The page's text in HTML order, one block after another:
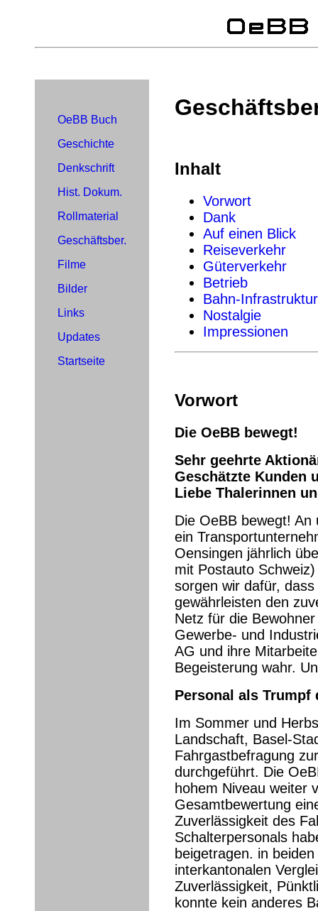
OeBB Buch
Geschichte
Denkschrift
Hist. Dokum.
Rollmaterial
Geschäftsber.
Filme
Bilder
Links
Updates
Startseite
Inhalt
Vorwort
Dank
Auf einen Blick
Reiseverkehr
Güterverkehr
Betrieb
Bahn-Infrastruktur
Nostalgie
Impressionen
Vorwort
Die OeBB bewegt!
Sehr geehrte
Geschätzte Kunden
Liebe Thalerinnen
Die OeBB bewegt!
ein
Oensingen jährlich
mit Postauto
sorgen wir dafür,
gewährleisten den
Netz für die
Gewerbe- und
AG und ihre
Begeisterung wahr.
Personal als Trumpf
Im Sommer und
Landschaft, Basel-
Fahrgastbefragung
durchgeführt. Die
hohem Niveau weiter
Gesamtbewertung
Zuverlässigkeit des
Schalterpersonals
beigetragen. in
interkantonalen
Zuverlässigkeit,
konnte kein anderes